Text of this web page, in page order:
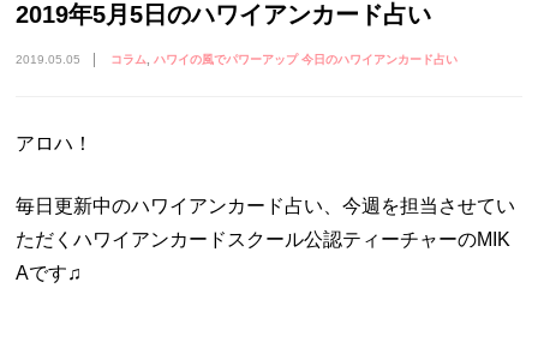
2019年5月5日のハワイアンカード占い
2019.05.05 コラム ハワイの風でパワーアップ 今日のハワイアンカード占い
アロハ！
毎日更新中のハワイアンカード占い、今週を担当させてい
ただくハワイアンカードスクール公認ティーチャーのMIK
Aです♫